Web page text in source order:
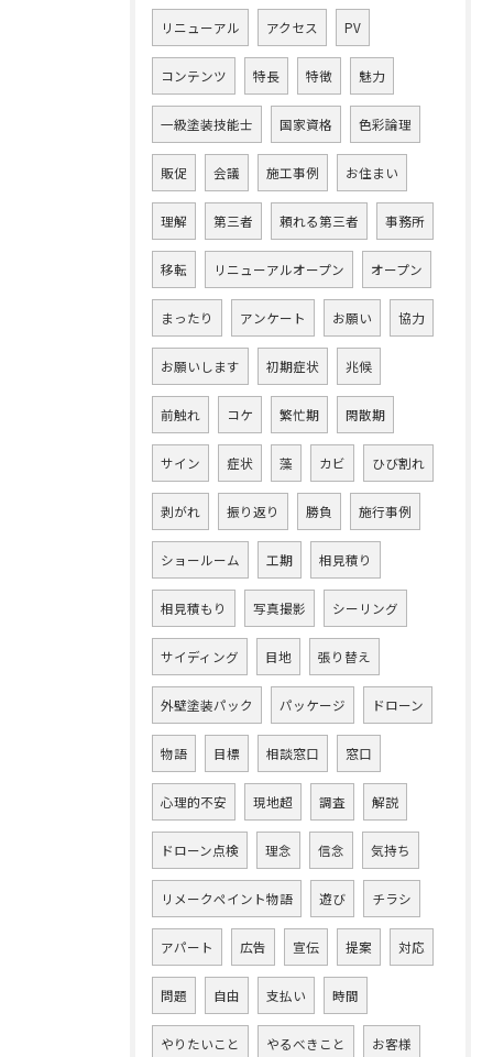
リニューアル アクセス PV
コンテンツ 特長 特徴 魅力
一級塗装技能士 国家資格 色彩論理
販促 会議 施工事例 お住まい
理解 第三者 頼れる第三者 事務所
移転 リニューアルオープン オープン
まったり アンケート お願い 協力
お願いします 初期症状 兆候
前触れ コケ 繁忙期 閑散期
サイン 症状 藻 カビ ひび割れ
剥がれ 振り返り 勝負 施行事例
ショールーム 工期 相見積り
相見積もり 写真撮影 シーリング
サイディング 目地 張り替え
外壁塗装パック パッケージ ドローン
物語 目標 相談窓口 窓口
心理的不安 現地超 調査 解説
ドローン点検 理念 信念 気持ち
リメークペイント物語 遊び チラシ
アパート 広告 宣伝 提案 対応
問題 自由 支払い 時間
やりたいこと やるべきこと お客様